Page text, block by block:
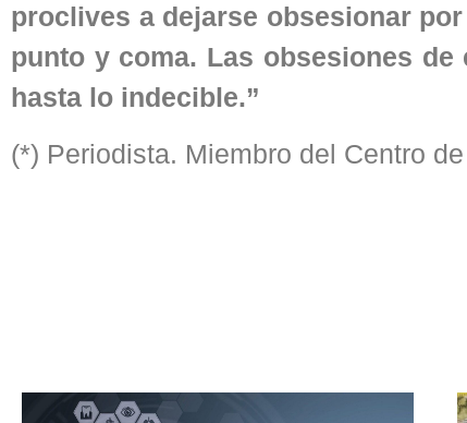
proclives a dejarse obsesionar
punto y coma. Las obsesiones
hasta lo indecible.”
(*) Periodista. Miembro del Centro